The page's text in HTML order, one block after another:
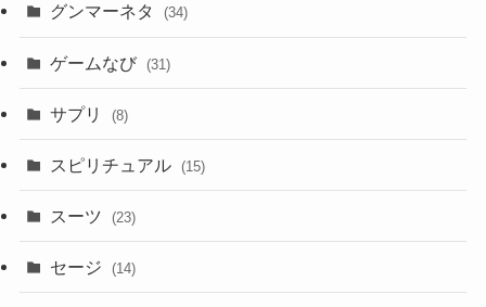
グンマーネタ (34)
ゲームなび (31)
サプリ (8)
スピリチュアル (15)
スーツ (23)
セージ (14)